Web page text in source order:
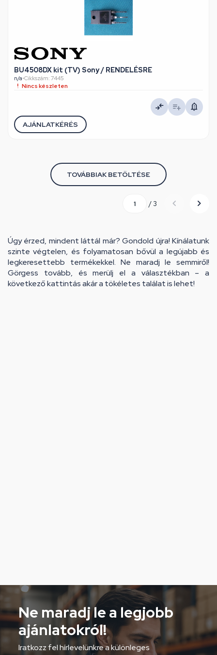
BU4508DX kit (TV) Sony / RENDELÉSRE
n/a•Cikkszám: 7445
Nincs készleten
AJÁNLATKÉRÉS
TOVÁBBIAK BETÖLTÉSE
/ 3
Úgy érzed, mindent láttál már? Gondold újra! Kínálatunk
szinte végtelen, és folyamatosan bővül a legújabb és
legkeresettebb termékekkel. Ne maradj le semmiről!
Görgess tovább, és merülj el a választékban – a
következő kattintás akár a tökéletes találat is lehet!
Ne maradj le a legjobb
ajánlatokról!
Iratkozz fel hírlevelünkre a különleges